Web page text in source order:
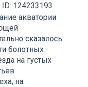
ID: 124233193
акватории
сказалось
болотных
на густых
на